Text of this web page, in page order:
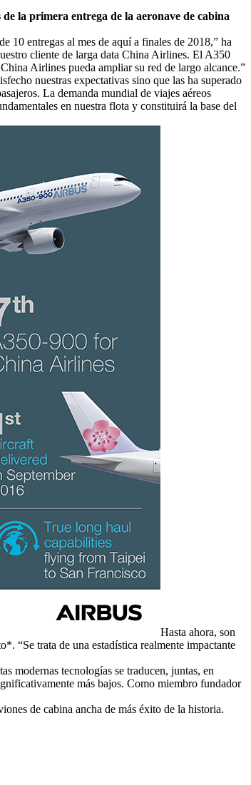
la primera entrega de la aeronave de cabina
10 entregas al mes de aquí a finales de 2018,” ha
cliente de larga data China Airlines. El A350
Airlines pueda ampliar su red de largo alcance.”
nuestras expectativas sino que las ha superado
La demanda mundial de viajes aéreos
en nuestra flota y constituirá la base del
Hasta ahora, son
“Se trata de una estadística realmente impactante
modernas tecnologías se traducen, juntas, en
más bajos. Como miembro fundador
de cabina ancha de más éxito de la historia.